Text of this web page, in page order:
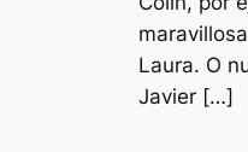
Laura. O
Javier […]